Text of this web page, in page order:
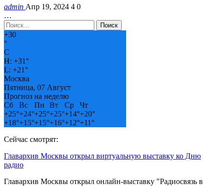
admin Апр 19, 2024 4 0
…
+30
°
C
H: +31°
L: +21°
Москва
Пятница, 07 Август
Прогноз на неделю
Сб
Вс Пн Вт Ср
Чт
+25°+24°+25°+25°+14°+20°
+18°+15°+15°+16°+12°+11°
Сейчас смотрят:
Главархив Москвы открыл виртуальную выставку ко Дню
радио
Главархив Москвы открыл онлайн-выставку "Радиосвязь в